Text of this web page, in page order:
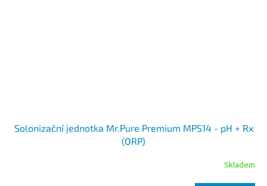
Solonizační jednotka Mr.Pure Premium MPS14 - pH + Rx
(ORP)
Skladem